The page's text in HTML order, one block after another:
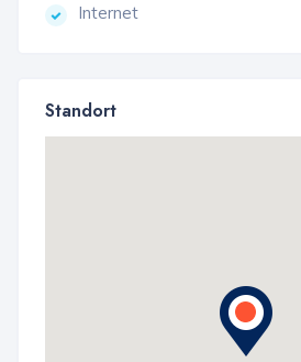
Internet
Standort